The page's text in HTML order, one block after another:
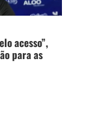
acesso”,
para as